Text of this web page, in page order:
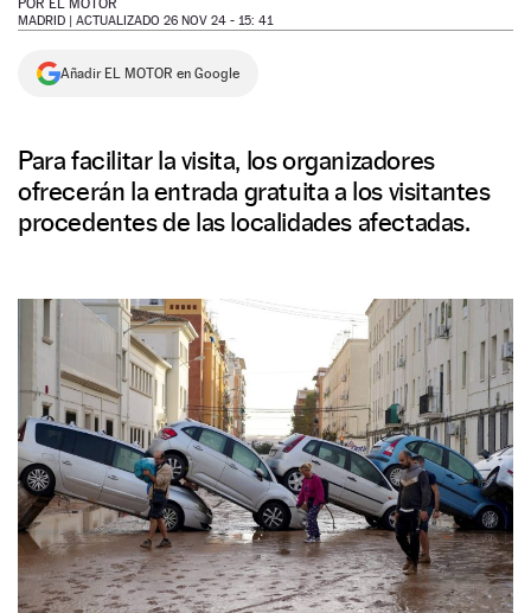
NEWSLETTER
POR EL MOTOR
MADRID | ACTUALIZADO 26 NOV 24 - 15: 41
Añadir EL MOTOR en Google
Para facilitar la visita, los organizadores
ofrecerán la entrada gratuita a los visitantes
procedentes de las localidades afectadas.